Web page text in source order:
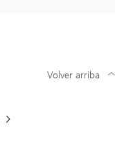
Volver arriba